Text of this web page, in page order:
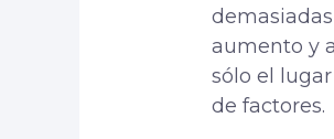
aumento y
sólo el
de factores.